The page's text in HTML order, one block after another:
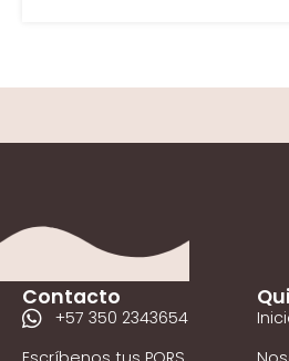
Contacto
+57 350 2343654